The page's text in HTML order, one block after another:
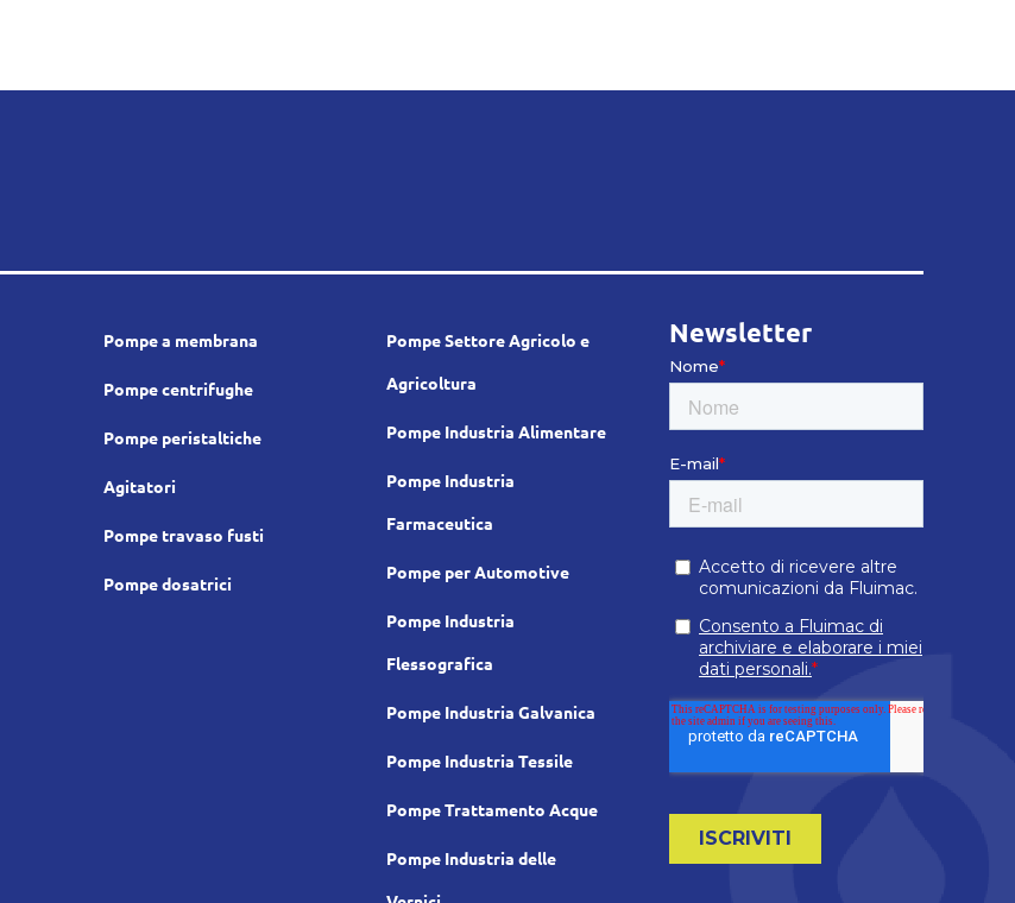
Pompe a membrana
Pompe centrifughe
Pompe peristaltiche
Agitatori
Pompe travaso fusti
Pompe dosatrici
Pompe Settore Agricolo e
Agricoltura
Pompe Industria Alimentare
Pompe Industria
Farmaceutica
Pompe per Automotive
Pompe Industria
Flessografica
Pompe Industria Galvanica
Pompe Industria Tessile
Pompe Trattamento Acque
Pompe Industria delle
Newsletter